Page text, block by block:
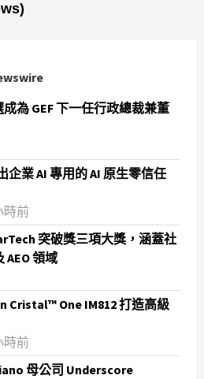
為 GEF 下一任行政總裁兼董
企業 AI 專用的 AI 原生零信任
時前
突破獎三項大獎，涵蓋社
AEO 領域
Cristal™ One IM812 打造高級
時前
母公司 Underscore